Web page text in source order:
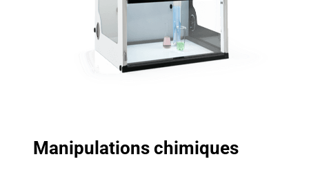
Manipulations chimiques